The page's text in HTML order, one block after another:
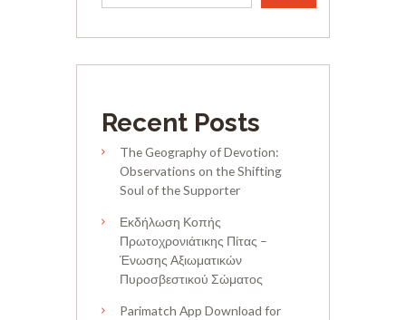
Recent Posts
The Geography of Devotion:
Observations on the Shifting
Soul of the Supporter
Εκδήλωση Κοπής
Πρωτοχρονιάτικης Πίτας –
Ένωσης Αξιωματικών
Πυροσβεστικού Σώματος
Parimatch App Download for